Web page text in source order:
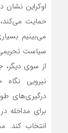
اوکراین
حمایت
می‌بینیم
سیاست
از سوی
نیرویی
درگیری‌های
برای مداخله
انتخاب کند.